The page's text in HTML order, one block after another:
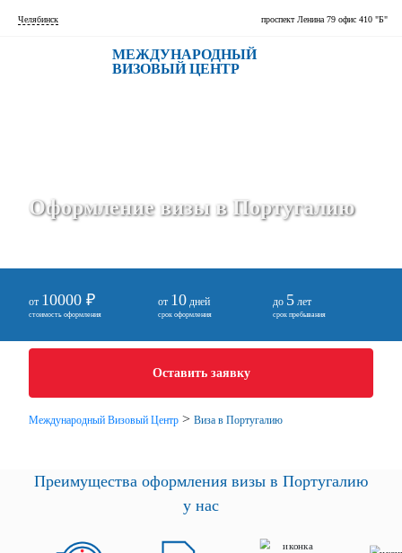
Оформление визы в Португалию
от 10000 ₽
стоимость оформления
от 10 дней
срок оформления
до 5 лет
срок пребывания
Оставить заявку
Международный Визовый Центр > Виза в Португалию
Преимущества оформления визы в Португалию
у нас
Челябинск проспект Ленина 79 офис 410 "Б"
МЕЖДУНАРОДНЫЙ
ВИЗОВЫЙ ЦЕНТР